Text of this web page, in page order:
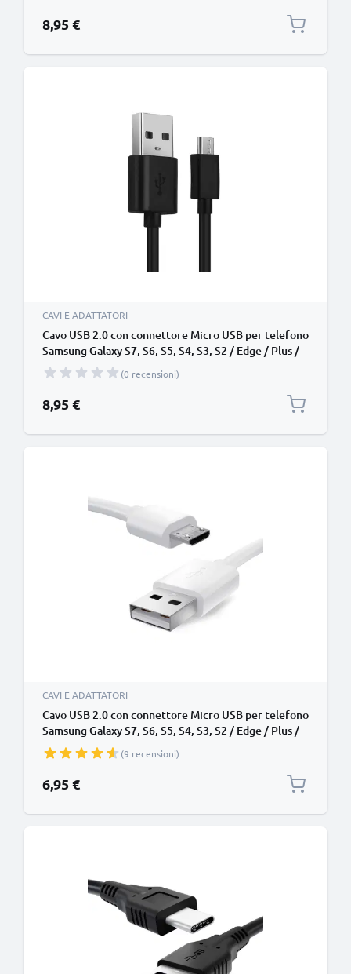
8,95 €
CAVI E ADATTATORI
Cavo USB 2.0 con connettore Micro USB per telefono
Samsung Galaxy S7, S6, S5, S4, S3, S2 / Edge / Plus /
Note 5, 4, 3, 2 / A7, A6, A5, A3 / J7, J5, J3 filo di 1m
cavetto dati & ricarica 2A in PVC nero per cellulare
(0 recensioni)
8,95 €
CAVI E ADATTATORI
Cavo USB 2.0 con connettore Micro USB per telefono
Samsung Galaxy S7, S6, S5, S4, S3, S2 / Edge / Plus /
Note 5, 4, 3, 2 / A7, A6, A5, A3 / J7, J5, J3 filo di 1m
cavetto dati & ricarica 2A in PVC bianco per cellulare
(9 recensioni)
6,95 €